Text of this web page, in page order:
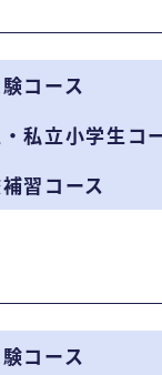
コース
私立小学生コ
習コース
コース